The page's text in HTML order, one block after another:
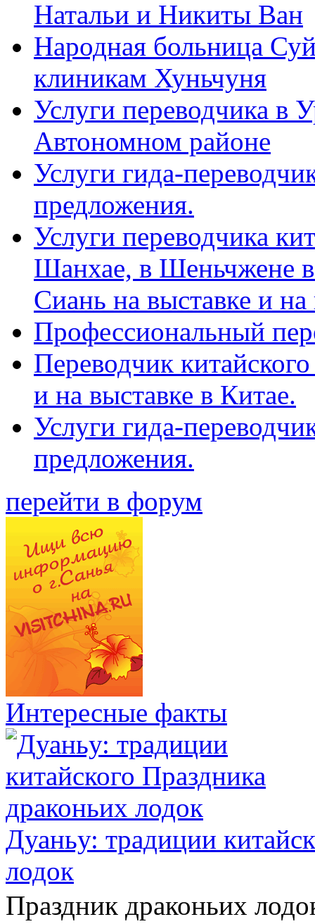
Натальи и Никиты Ван
Народная больница
клиникам Хуньчуня
Услуги переводчика в
Автономном районе
Услуги гида-
предложения.
Услуги переводчика
Шанхае, в Шеньчжене
Сиань на выставке и
Профессиональный
Переводчик
и на выставке в Китае.
Услуги гида-
предложения.
перейти в форум
Интересные факты
Дуаньу: традиции
лодок
Праздник драконьих